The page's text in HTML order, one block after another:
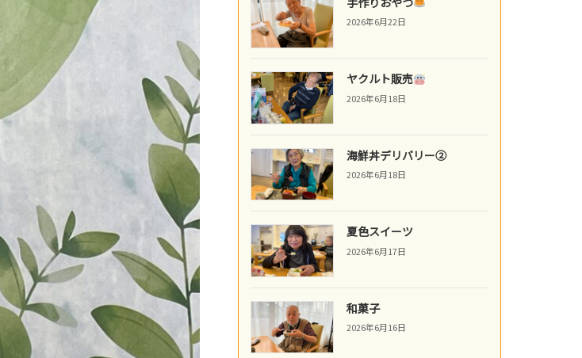
2026年6月22日
ヤクルト販売
2026年6月18日
海鮮丼デリバリー②
2026年6月18日
夏色スイーツ
2026年6月17日
和菓子
2026年6月16日